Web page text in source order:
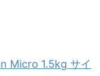
Micro 1.5kg サイ